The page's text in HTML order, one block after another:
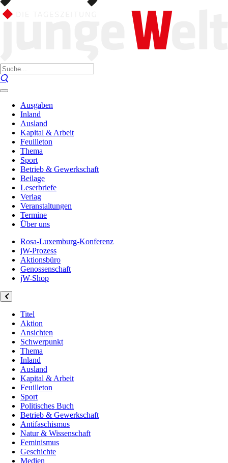
Ausgaben
Inland
Ausland
Kapital & Arbeit
Feuilleton
Thema
Sport
Betrieb & Gewerkschaft
Beilage
Leserbriefe
Verlag
Veranstaltungen
Termine
Über uns
Rosa-Luxemburg-Konferenz
jW-Prozess
Aktionsbüro
Genossenschaft
jW-Shop
Titel
Aktion
Ansichten
Schwerpunkt
Thema
Inland
Ausland
Kapital & Arbeit
Feuilleton
Sport
Politisches Buch
Betrieb & Gewerkschaft
Antifaschismus
Natur & Wissenschaft
Feminismus
Geschichte
Medien